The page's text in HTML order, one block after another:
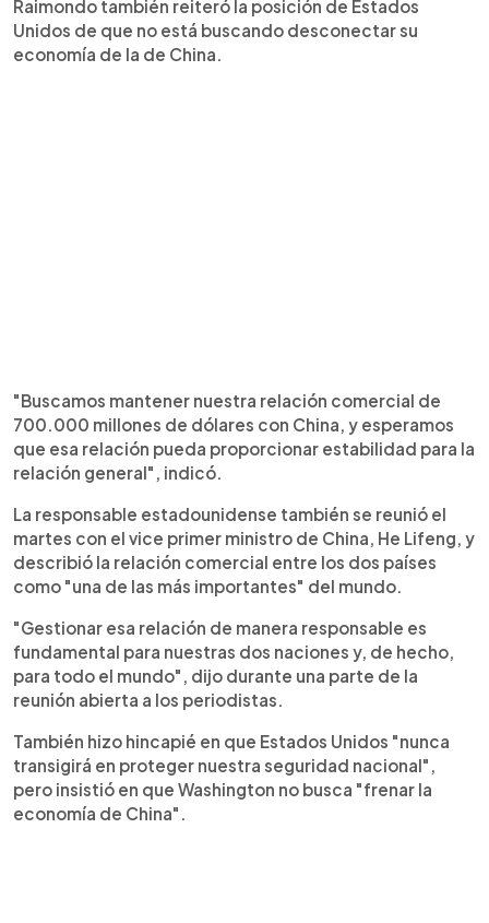
Raimondo también reiteró la posición de Estados
Unidos de que no está buscando desconectar su
economía de la de China.
"Buscamos mantener nuestra relación comercial de
700.000 millones de dólares con China, y esperamos
que esa relación pueda proporcionar estabilidad para la
relación general", indicó.
La responsable estadounidense también se reunió el
martes con el vice primer ministro de China, He Lifeng, y
describió la relación comercial entre los dos países
como "una de las más importantes" del mundo.
"Gestionar esa relación de manera responsable es
fundamental para nuestras dos naciones y, de hecho,
para todo el mundo", dijo durante una parte de la
reunión abierta a los periodistas.
También hizo hincapié en que Estados Unidos "nunca
transigirá en proteger nuestra seguridad nacional",
pero insistió en que Washington no busca "frenar la
economía de China".